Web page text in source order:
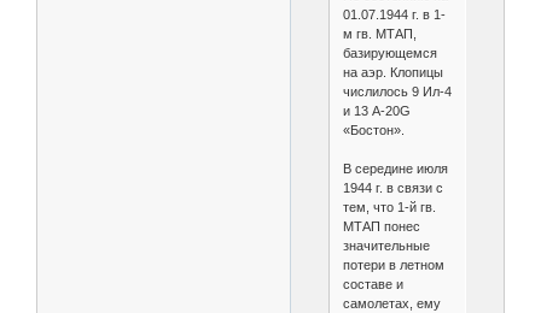
01.07.1944 г. в 1-
м гв. МТАП,
базирующемся
на аэр. Клопицы
числилось 9 Ил-4
и 13 А-20G
«Бостон».
В середине июля
1944 г. в связи с
тем, что 1-й гв.
МТАП понес
значительные
потери в летном
составе и
самолетах, ему